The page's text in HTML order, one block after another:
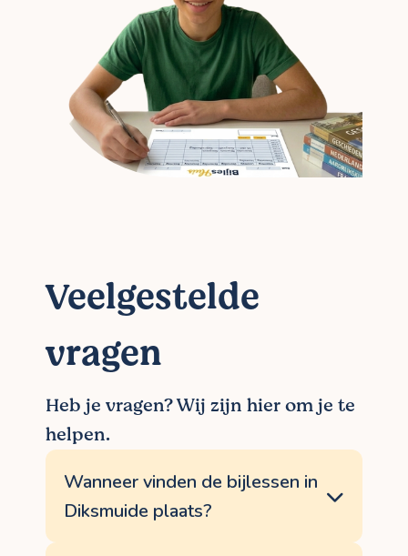
Veelgestelde
vragen
Heb je vragen? Wij zijn hier om je te
helpen.
Wanneer vinden de bijlessen in
Diksmuide plaats?